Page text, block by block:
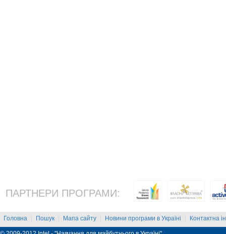
ПАРТНЕРИ ПРОГРАМИ:
Головна | Пошук | Мапа сайту | Новини програми в Україні | Контактна